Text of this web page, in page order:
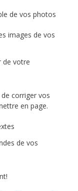
de vos photos
images de vos
de votre
corriger vos
en page.
de vos